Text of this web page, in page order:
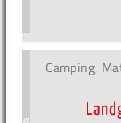
Camping,